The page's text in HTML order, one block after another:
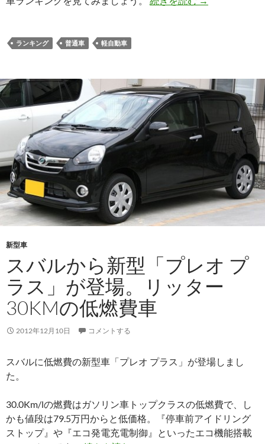
ランキング 普通車 軽自動車
新型車
スバルから新型「プレオ プ
ラス」が登場。リッター
30KMの低燃費車
2012年12月10日 コメントする
スバルに低燃費の新型車「プレオ プラス」が登場しまし
た。
30.0Km/lの燃費はガソリン車トップクラスの低燃費で、し
かも値段は79.5万円からと低価格。『停車前アイドリング
ストップ』や『エコ発電充電制御』といったエコ機能搭載